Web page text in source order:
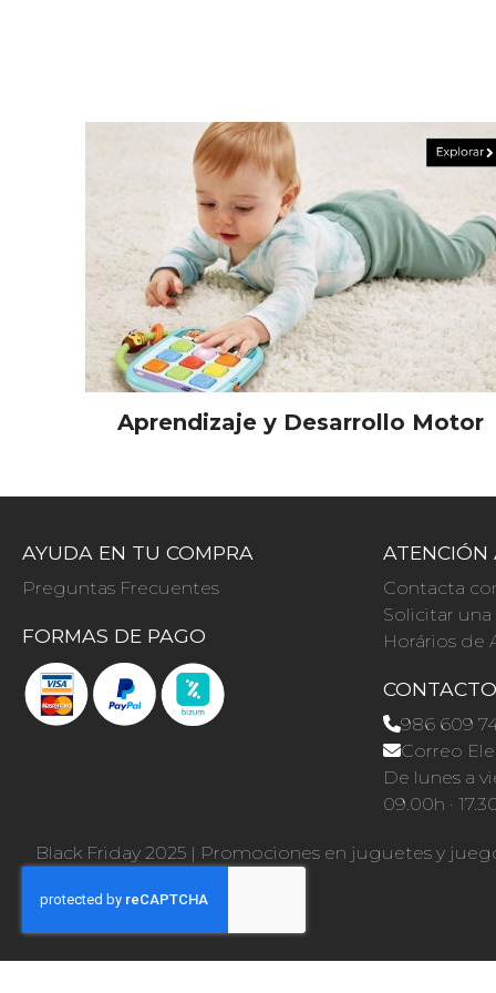
Aprendizaje y Desarrollo Motor
AYUDA EN TU COMPRA
Preguntas Frecuentes
FORMAS DE PAGO
ATENCIÓN
Contacta
Solicitar
Horários de
CONTACTO
986 609
Correo
De lunes a
09.00h ·
Black Friday 2025 | Promociones en juguetes y